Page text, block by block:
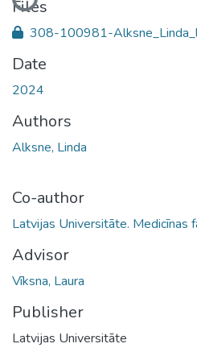
Files
308-100981-
Date
2024
Authors
Alksne, Linda
Co-author
Latvijas Universitāte. Medicīnas
Advisor
Vīksna, Laura
Publisher
Latvijas Universitāte